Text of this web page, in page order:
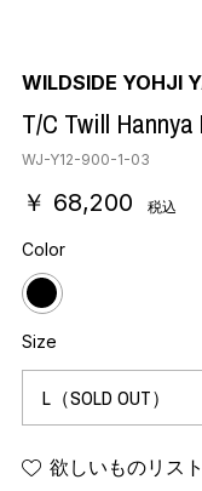
WILDSIDE YOHJI
T/C Twill Hannya
WJ-Y12-900-1-03
￥ 68,200 税込
Color
Size
欲しいものリス